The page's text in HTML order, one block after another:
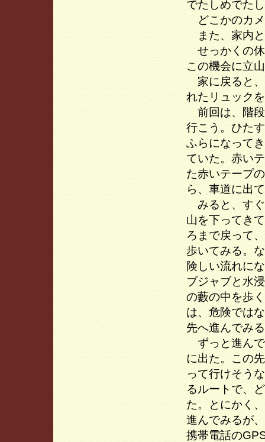
でたしめでた
どこかのカメ
また、家内
せっかくの休
この機会に立
家に戻ると、
れたリュック
前回は、階段
行こう。ひた
ふらになって
ていた。赤い
た赤いテープ
ら、車道に出
みると、すぐ
山を下ってき
ろまで戻って
歩いてみる。
険しい流れに
ブジャブと水
の藪の中を歩
は、危険では
先へ進んでみ
ずっと進んで
に出た。この
って行けそう
るルートで、
た。とにかく
進んでみるが
携帯電話の